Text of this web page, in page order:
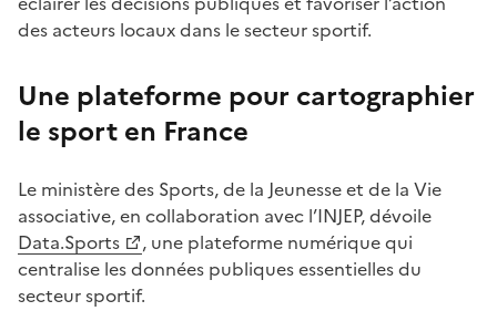
des acteurs locaux dans le secteur sportif.
Une plateforme pour cartographier
le sport en France
Le ministère des Sports, de la Jeunesse et de la Vie
associative, en collaboration avec l’INJEP, dévoile
Data.Sports
, une plateforme numérique qui
centralise les données publiques essentielles du
secteur sportif.